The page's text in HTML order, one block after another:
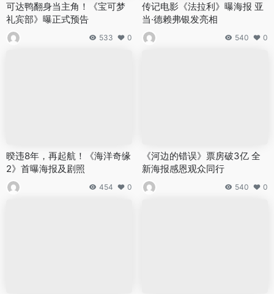
可达鸭翻身当主角！《宝可梦
礼宾部》曝正式预告
533 0
传记电影《法拉利》曝海报 亚
当·德赖弗银发亮相
540 0
暌违8年，再起航！《海洋奇缘
2》首曝海报及剧照
454 0
《河边的错误》票房破3亿 全
新海报感恩观众同行
540 0